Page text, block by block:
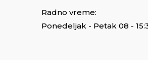
Radno vreme:
Ponedeljak - Petak 08 -